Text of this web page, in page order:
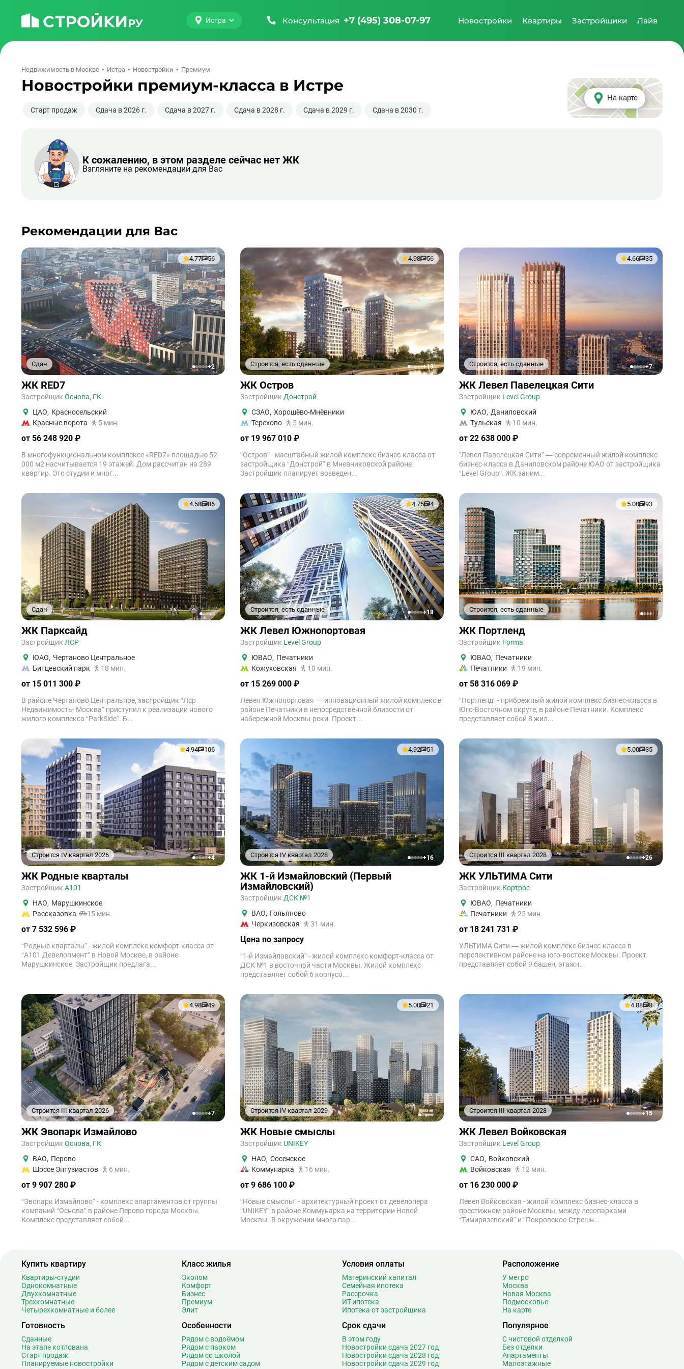
Истра Консультация +7 (495) 308-07-97 Новостройки Квартиры Застройщики Лайв
Недвижимость в Москве Истра Новостройки Премиум
Новостройки премиум-класса в Истре
Старт продаж Сдача в 2026 г. Сдача в 2027 г. Сдача в 2028 г. Сдача в 2029 г. Сдача в 2030 г.
На карте
К сожалению, в этом разделе сейчас нет ЖК
Взгляните на рекомендации для Вас
Рекомендации для Вас
Сдан
4.77 56
12345+2
ЖК RED7
Застройщик Основа, ГК
ЦАО, Красносельский
Красные ворота
5 мин.
от 56 248 920 ₽
В многофункциональном комплексе «RED7» площадью 52
000 м2 насчитывается 19 этажей. Дом рассчитан на 289
квартир. Это студии и мног...
Строится, есть сданные
4.98 56
12345+19
ЖК Остров
Застройщик Донстрой
СЗАО, Хорошёво-Мнёвники
Терехово
5 мин.
от 19 967 010 ₽
“Остров” - масштабный жилой комплекс бизнес-класса от
застройщика “Донстрой” в Мневниковской районе.
Застройщик планирует возведен...
Строится, есть сданные
4.66 35
12345+7
ЖК Левел Павелецкая Сити
Застройщик Level Group
ЮАО, Даниловский
Тульская
10 мин.
от 22 638 000 ₽
"Левел Павелецкая Сити” — современный жилой комплекс
бизнес-класса в Даниловском районе ЮАО от застройщика
“Level Group“. ЖК заним...
Сдан
4.58 86
12345
ЖК Парксайд
Застройщик ЛСР
ЮАО, Чертаново Центральное
Битцевский парк
18 мин.
от 15 011 300 ₽
В районе Чертаново Центральное, застройщик “Лср
Недвижимость- Москва” приступил к реализации нового
жилого комплекса “ParkSide”. Б...
Строится, есть сданные
4.75 4
12345+18
ЖК Левел Южнопортовая
Застройщик Level Group
ЮВАО, Печатники
Кожуховская
10 мин.
от 15 269 000 ₽
Левел Южнопортовая 一 инновационный жилой комплекс в
районе Печатники в непосредственной близости от
набережной Москвы-реки. Проект...
Строится, есть сданные
5.00 93
1234
ЖК Портленд
Застройщик Forma
ЮВАО, Печатники
Печатники
19 мин.
от 58 316 069 ₽
“Портленд” - прибрежный жилой комплекс бизнес-класса в
Юго-Восточном округе, в районе Печатники. Комплекс
представляет собой 8 жил...
Строится IV квартал 2026
4.94 106
12345+4
ЖК Родные кварталы
Застройщик А101
НАО, Марушкинское
Рассказовка
15 мин.
от 7 532 596 ₽
“Родные кварталы” - жилой комплекс комфорт-класса от
“А101 Девелопмент” в Новой Москве, в районе
Марушкинское. Застройщик предлага...
Строится IV квартал 2028
4.92 51
12345+16
ЖК 1-й Измайловский (Первый
Измайловский)
Застройщик ДСК №1
ВАО, Гольяново
Черкизовская
31 мин.
Цена по запросу
“1-й Измайловский” - жилой комплекс комфорт-класса от
ДСК №1 в восточной части Москвы. Жилой комплекс
представляет собой 6 корпусо...
Строится III квартал 2028
5.00 35
12345+26
ЖК УЛЬТИМА Сити
Застройщик Кортрос
ЮВАО, Печатники
Печатники
25 мин.
от 18 241 731 ₽
УЛЬТИМА Сити — жилой комплекс бизнес-класса в
перспективном районе на юго-востоке Москвы. Проект
представляет собой 9 башен, этажн...
Строится III квартал 2026
4.98 49
12345+7
ЖК Эвопарк Измайлово
Застройщик Основа, ГК
ВАО, Перово
Шоссе Энтузиастов
6 мин.
от 9 907 280 ₽
“Эвопарк Измайлово” - комплекс апартаментов от группы
компаний “Основа” в районе Перово города Москвы.
Комплекс представляет собой...
Строится IV квартал 2029
5.00 21
12345
ЖК Новые смыслы
Застройщик UNIKEY
НАО, Сосенское
Коммунарка
16 мин.
от 9 686 100 ₽
“Новые смыслы” - архитектурный проект от девелопера
“UNIKEY” в районе Коммунарка на территории Новой
Москвы. В окружении много пар...
Строится III квартал 2028
4.88 8
12345+15
ЖК Левел Войковская
Застройщик Level Group
САО, Войковский
Войковская
12 мин.
от 16 230 000 ₽
Левел Войковская - жилой комплекс бизнес-класса в
престижном районе Москвы, между лесопарками
“Тимирязевский” и “Покровское-Стрешн...
Купить квартиру
Квартиры-студии
Однокомнатные
Двухкомнатные
Трехкомнатные
Четырехкомнатные и более
Готовность
Сданные
На этапе котлована
Старт продаж
Планируемые новостройки
Класс жилья
Эконом
Комфорт
Бизнес
Премиум
Элит
Особенности
Рядом с водоёмом
Рядом с парком
Рядом со школой
Рядом с детским садом
Условия оплаты
Материнский капитал
Семейная ипотека
Рассрочка
ИТ-ипотека
Ипотека от застройщика
Срок сдачи
В этом году
Новостройки сдача 2027 год
Новостройки сдача 2028 год
Новостройки сдача 2029 год
Расположение
У метро
Москва
Новая Москва
Подмосковье
На карте
Популярное
С чистовой отделкой
Без отделки
Апартаменты
Малоэтажные